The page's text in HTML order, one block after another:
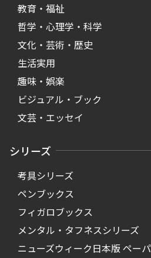
教育・福祉
哲学・心理学・科学
文化・芸術・歴史
生活実用
趣味・娯楽
ビジュアル・ブック
文芸・エッセイ
シリーズ
考具シリーズ
ペンブックス
フィガロブックス
メンタル・タフネスシリーズ
ニューズウィーク日本版 ペー